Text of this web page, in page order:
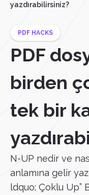
yazdırabilirsiniz?
PDF HACKS
PDF
birden
tek bir
N-UP nedir ve
anlamına gelir
ldquo; Çoklu